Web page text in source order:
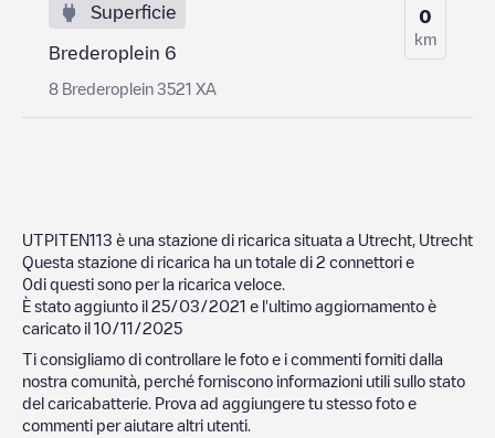
Superficie
Brederoplein 6
8 Brederoplein 3521 XA
0
km
UTPITEN113 è una stazione di ricarica situata a Utrecht Utrecht
Questa stazione di ricarica ha un totale di 2 connettori e
0di questi sono per la ricarica veloce.
È stato aggiunto il 25/03/2021 e l'ultimo aggiornamento è
caricato il 10/11/2025
Ti consigliamo di controllare le foto e i commenti forniti dalla
nostra comunità, perché forniscono informazioni utili sullo stato
del caricabatterie. Prova ad aggiungere tu stesso foto e
commenti per aiutare altri utenti.